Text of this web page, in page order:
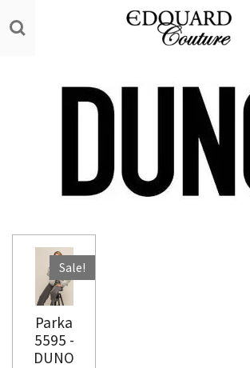
direct
Sale!
Parka
5595 -
DUNO